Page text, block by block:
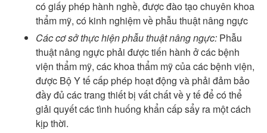
có giấy phép hành nghề, được đào tạo chuyên khoa
thẩm mỹ, có kinh nghiệm về phẫu thuật nâng ngực
Các cơ sở thực hiện phẫu thuật nâng ngực: Phẫu
thuật nâng ngực phải được tiến hành ở các bệnh
viện thẩm mỹ, các khoa thẩm mỹ của các bệnh viện,
được Bộ Y tế cấp phép hoạt động và phải đảm bảo
đầy đủ các trang thiết bị vất chất về y tế để có thể
giải quyết các tình huống khẩn cấp sẩy ra một cách
kịp thời.